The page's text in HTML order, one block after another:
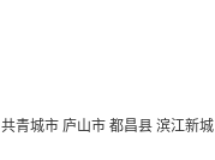
共青城市 庐山市 都昌县 滨江新城